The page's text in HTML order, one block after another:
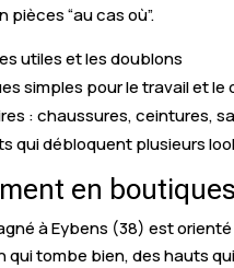
“au cas où”.
utiles et les doublons
simples pour le travail et le
: chaussures, ceintures,
qui débloquent plusieurs
en
à Eybens (38) est
tombe bien, des hauts